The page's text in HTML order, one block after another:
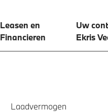
Leasen en
Financieren
Uw
Ekris
Laadvermogen